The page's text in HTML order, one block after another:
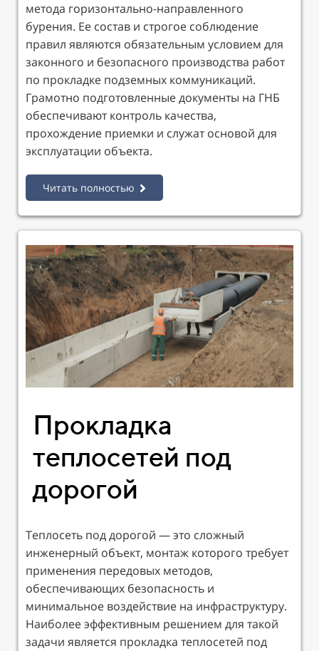
метода горизонтально-направленного
бурения. Ее состав и строгое соблюдение
правил являются обязательным условием для
законного и безопасного производства работ
по прокладке подземных коммуникаций.
Грамотно подготовленные документы на ГНБ
обеспечивают контроль качества,
прохождение приемки и служат основой для
эксплуатации объекта.
Читать полностью
Прокладка
теплосетей под
дорогой
Теплосеть под дорогой — это сложный
инженерный объект, монтаж которого требует
применения передовых методов,
обеспечивающих безопасность и
минимальное воздействие на инфраструктуру.
Наиболее эффективным решением для такой
задачи является прокладка теплосетей под